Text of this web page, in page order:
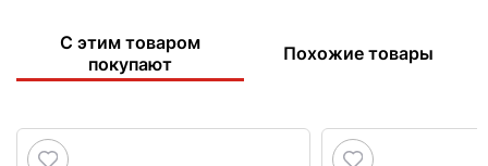
С этим товаром
покупают
Похожие товары